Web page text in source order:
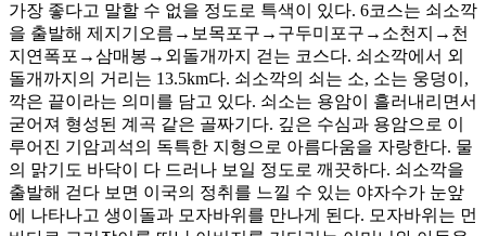
가장 좋다고 말할 수 없을 정도로 특색이 있다. 6코스는 쇠소깍
을 출발해 제지기오름→보목포구→구두미포구→소천지→천
지연폭포→삼매봉→외돌개까지 걷는 코스다. 쇠소깍에서 외
돌개까지의 거리는 13.5km다. 쇠소깍의 쇠는 소, 소는 웅덩이,
깍은 끝이라는 의미를 담고 있다. 쇠소는 용암이 흘러내리면서
굳어져 형성된 계곡 같은 골짜기다. 깊은 수심과 용암으로 이
루어진 기암괴석의 독특한 지형으로 아름다움을 자랑한다. 물
의 맑기도 바닥이 다 드러나 보일 정도로 깨끗하다. 쇠소깍을
출발해 걷다 보면 이국의 정취를 느낄 수 있는 야자수가 눈앞
에 나타나고 생이돌과 모자바위를 만나게 된다. 모자바위는 먼